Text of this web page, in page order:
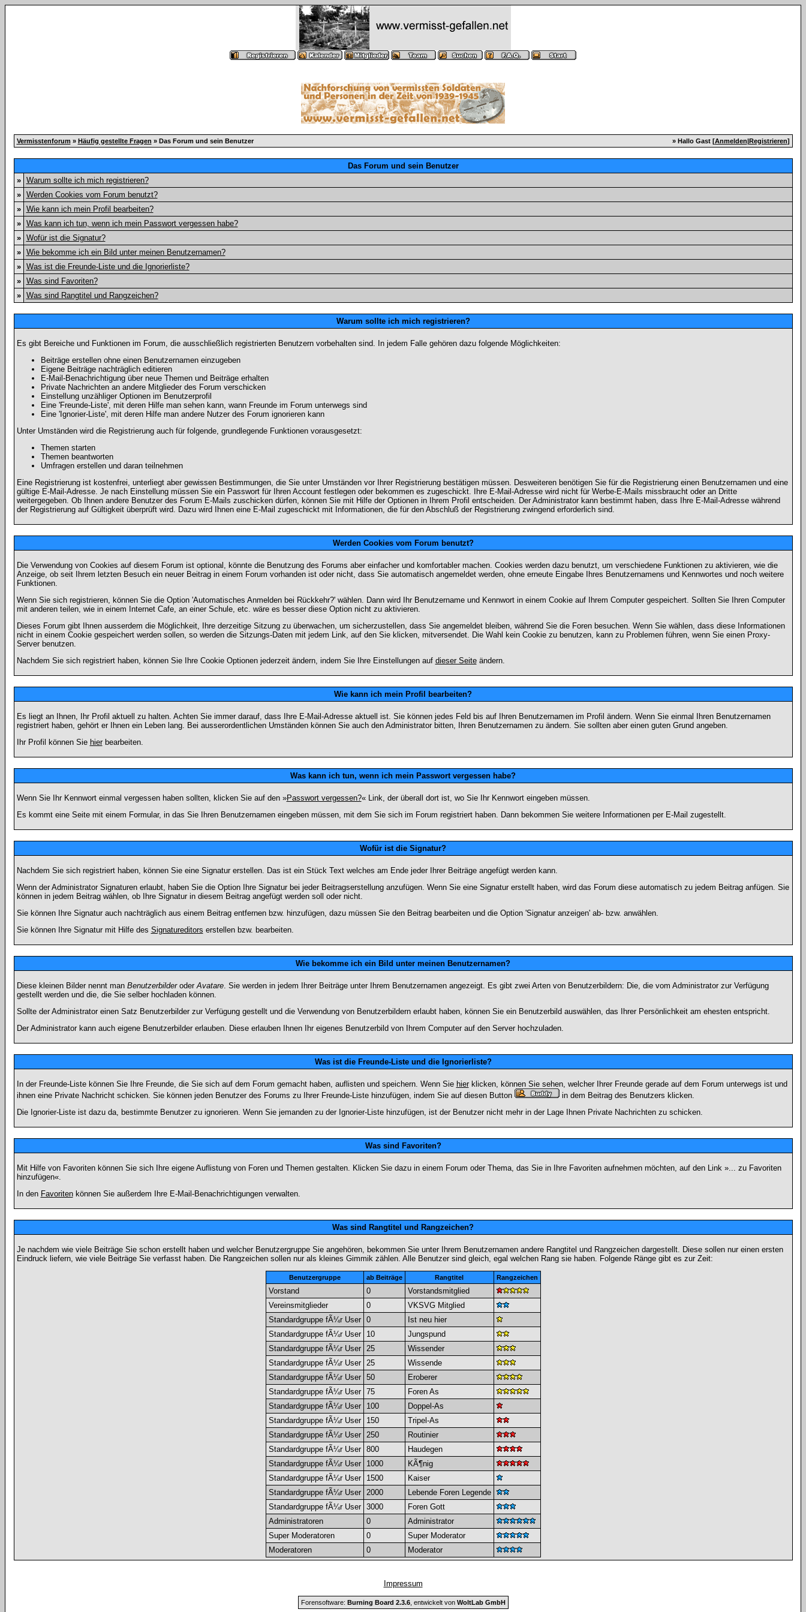
Vermisstenforum » Häufig gestellte Fragen » Das Forum und sein Benutzer » Hallo Gast [Anmelden|Registrieren]
Das Forum und sein Benutzer
»
Warum sollte ich mich registrieren?
»
Werden Cookies vom Forum benutzt?
»
Wie kann ich mein Profil bearbeiten?
»
Was kann ich tun, wenn ich mein Passwort vergessen habe?
»
Wofür ist die Signatur?
»
Wie bekomme ich ein Bild unter meinen Benutzernamen?
»
Was ist die Freunde-Liste und die Ignorierliste?
»
Was sind Favoriten?
»
Was sind Rangtitel und Rangzeichen?
Warum sollte ich mich registrieren?
Es gibt Bereiche und Funktionen im Forum, die ausschließlich registrierten Benutzern vorbehalten sind. In jedem Falle gehören dazu folgende Möglichkeiten:
Beiträge erstellen ohne einen Benutzernamen einzugeben
Eigene Beiträge nachträglich editieren
E-Mail-Benachrichtigung über neue Themen und Beiträge erhalten
Private Nachrichten an andere Mitglieder des Forum verschicken
Einstellung unzähliger Optionen im Benutzerprofil
Eine 'Freunde-Liste', mit deren Hilfe man sehen kann, wann Freunde im Forum unterwegs sind
Eine 'Ignorier-Liste', mit deren Hilfe man andere Nutzer des Forum ignorieren kann
Unter Umständen wird die Registrierung auch für folgende, grundlegende Funktionen vorausgesetzt:
Themen starten
Themen beantworten
Umfragen erstellen und daran teilnehmen
Eine Registrierung ist kostenfrei, unterliegt aber gewissen Bestimmungen, die Sie unter Umständen vor Ihrer Registrierung bestätigen müssen. Desweiteren benötigen Sie für die Registrierung einen Benutzernamen und eine
gültige E-Mail-Adresse. Je nach Einstellung müssen Sie ein Passwort für Ihren Account festlegen oder bekommen es zugeschickt. Ihre E-Mail-Adresse wird nicht für Werbe-E-Mails missbraucht oder an Dritte
weitergegeben. Ob Ihnen andere Benutzer des Forum E-Mails zuschicken dürfen, können Sie mit Hilfe der Optionen in Ihrem Profil entscheiden. Der Administrator kann bestimmt haben, dass Ihre E-Mail-Adresse während
der Registrierung auf Gültigkeit überprüft wird. Dazu wird Ihnen eine E-Mail zugeschickt mit Informationen, die für den Abschluß der Registrierung zwingend erforderlich sind.
Werden Cookies vom Forum benutzt?
Die Verwendung von Cookies auf diesem Forum ist optional, könnte die Benutzung des Forums aber einfacher und komfortabler machen. Cookies werden dazu benutzt, um verschiedene Funktionen zu aktivieren, wie die
Anzeige, ob seit Ihrem letzten Besuch ein neuer Beitrag in einem Forum vorhanden ist oder nicht, dass Sie automatisch angemeldet werden, ohne erneute Eingabe Ihres Benutzernamens und Kennwortes und noch weitere
Funktionen.
Wenn Sie sich registrieren, können Sie die Option 'Automatisches Anmelden bei Rückkehr?' wählen. Dann wird Ihr Benutzername und Kennwort in einem Cookie auf Ihrem Computer gespeichert. Sollten Sie Ihren Computer
mit anderen teilen, wie in einem Internet Cafe, an einer Schule, etc. wäre es besser diese Option nicht zu aktivieren.
Dieses Forum gibt Ihnen ausserdem die Möglichkeit, Ihre derzeitige Sitzung zu überwachen, um sicherzustellen, dass Sie angemeldet bleiben, während Sie die Foren besuchen. Wenn Sie wählen, dass diese Informationen
nicht in einem Cookie gespeichert werden sollen, so werden die Sitzungs-Daten mit jedem Link, auf den Sie klicken, mitversendet. Die Wahl kein Cookie zu benutzen, kann zu Problemen führen, wenn Sie einen Proxy-
Server benutzen.
Nachdem Sie sich registriert haben, können Sie Ihre Cookie Optionen jederzeit ändern, indem Sie Ihre Einstellungen auf dieser Seiteändern.
Wie kann ich mein Profil bearbeiten?
Es liegt an Ihnen, Ihr Profil aktuell zu halten. Achten Sie immer darauf, dass Ihre E-Mail-Adresse aktuell ist. Sie können jedes Feld bis auf Ihren Benutzernamen im Profil ändern. Wenn Sie einmal Ihren Benutzernamen
registriert haben, gehört er Ihnen ein Leben lang. Bei ausserordentlichen Umständen können Sie auch den Administrator bitten, Ihren Benutzernamen zu ändern. Sie sollten aber einen guten Grund angeben.
Ihr Profil können Sie hierbearbeiten.
Was kann ich tun, wenn ich mein Passwort vergessen habe?
Wenn Sie Ihr Kennwort einmal vergessen haben sollten, klicken Sie auf den »Passwort vergessen?« Link, der überall dort ist, wo Sie Ihr Kennwort eingeben müssen.
Es kommt eine Seite mit einem Formular, in das Sie Ihren Benutzernamen eingeben müssen, mit dem Sie sich im Forum registriert haben. Dann bekommen Sie weitere Informationen per E-Mail zugestellt.
Wofür ist die Signatur?
Nachdem Sie sich registriert haben, können Sie eine Signatur erstellen. Das ist ein Stück Text welches am Ende jeder Ihrer Beiträge angefügt werden kann.
Wenn der Administrator Signaturen erlaubt, haben Sie die Option Ihre Signatur bei jeder Beitragserstellung anzufügen. Wenn Sie eine Signatur erstellt haben, wird das Forum diese automatisch zu jedem Beitrag anfügen. Sie
können in jedem Beitrag wählen, ob Ihre Signatur in diesem Beitrag angefügt werden soll oder nicht.
Sie können Ihre Signatur auch nachträglich aus einem Beitrag entfernen bzw. hinzufügen, dazu müssen Sie den Beitrag bearbeiten und die Option 'Signatur anzeigen' ab- bzw. anwählen.
Sie können Ihre Signatur mit Hilfe des Signatureditors erstellen bzw. bearbeiten.
Wie bekomme ich ein Bild unter meinen Benutzernamen?
Diese kleinen Bilder nennt man BenutzerbilderoderAvatare. Sie werden in jedem Ihrer Beiträge unter Ihrem Benutzernamen angezeigt. Es gibt zwei Arten von Benutzerbildern: Die, die vom Administrator zur Verfügung
gestellt werden und die, die Sie selber hochladen können.
Sollte der Administrator einen Satz Benutzerbilder zur Verfügung gestellt und die Verwendung von Benutzerbildern erlaubt haben, können Sie ein Benutzerbild auswählen, das Ihrer Persönlichkeit am ehesten entspricht.
Der Administrator kann auch eigene Benutzerbilder erlauben. Diese erlauben Ihnen Ihr eigenes Benutzerbild von Ihrem Computer auf den Server hochzuladen.
Was ist die Freunde-Liste und die Ignorierliste?
In der Freunde-Liste können Sie Ihre Freunde, die Sie sich auf dem Forum gemacht haben, auflisten und speichern. Wenn Sie hierklicken, können Sie sehen, welcher Ihrer Freunde gerade auf dem Forum unterwegs ist und
ihnen eine Private Nachricht schicken. Sie können jeden Benutzer des Forums zu Ihrer Freunde-Liste hinzufügen, indem Sie auf diesen Button
in dem Beitrag des Benutzers klicken.
Die Ignorier-Liste ist dazu da, bestimmte Benutzer zu ignorieren. Wenn Sie jemanden zu der Ignorier-Liste hinzufügen, ist der Benutzer nicht mehr in der Lage Ihnen Private Nachrichten zu schicken.
Was sind Favoriten?
Mit Hilfe von Favoriten können Sie sich Ihre eigene Auflistung von Foren und Themen gestalten. Klicken Sie dazu in einem Forum oder Thema, das Sie in Ihre Favoriten aufnehmen möchten, auf den Link »... zu Favoriten
hinzufügen«.
In den Favoritenkönnen Sie außerdem Ihre E-Mail-Benachrichtigungen verwalten.
Was sind Rangtitel und Rangzeichen?
Je nachdem wie viele Beiträge Sie schon erstellt haben und welcher Benutzergruppe Sie angehören, bekommen Sie unter Ihrem Benutzernamen andere Rangtitel und Rangzeichen dargestellt. Diese sollen nur einen ersten
Eindruck liefern, wie viele Beiträge Sie verfasst haben. Die Rangzeichen sollen nur als kleines Gimmik zählen. Alle Benutzer sind gleich, egal welchen Rang sie haben. Folgende Ränge gibt es zur Zeit:
Benutzergruppe ab Beiträge Rangtitel Rangzeichen
Vorstand 0
Vorstandsmitglied
Vereinsmitglieder
0
VKSVG Mitglied
Standardgruppe fÃ¼r User
0
Ist neu hier
Standardgruppe fÃ¼r User
10
Jungspund
Standardgruppe fÃ¼r User
25
Wissender
Standardgruppe fÃ¼r User
25
Wissende
Standardgruppe fÃ¼r User
50
Eroberer
Standardgruppe fÃ¼r User
75
Foren As
Standardgruppe fÃ¼r User
100
Doppel-As
Standardgruppe fÃ¼r User
150
Tripel-As
Standardgruppe fÃ¼r User
250
Routinier
Standardgruppe fÃ¼r User
800
Haudegen
Standardgruppe fÃ¼r User
1000
KÃ¶nig
Standardgruppe fÃ¼r User
1500
Kaiser
Standardgruppe fÃ¼r User
2000
Lebende Foren Legende
Standardgruppe fÃ¼r User
3000
Foren Gott
Administratoren
0
Administrator
Super Moderatoren
0
Super Moderator
Moderatoren
0 Moderator
Impressum
Forensoftware: Burning Board 2.3.6, entwickelt von WoltLab GmbH